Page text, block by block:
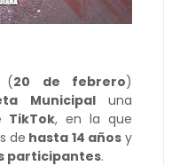
(20 de febrero)
Municipaluna
TikTok, en la que
de hasta 14 añosy
participantes.